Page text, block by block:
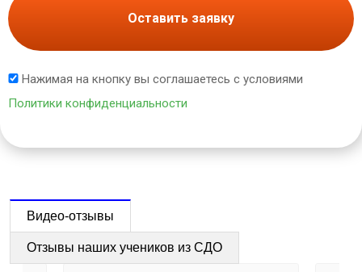
Оставить заявку
Нажимая на кнопку вы соглашаетесь с условиями
Политики конфиденциальности
Видео-отзывы
Отзывы наших учеников из СДО